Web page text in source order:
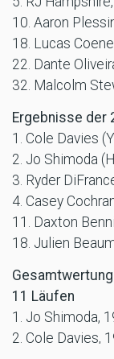
10. Aaron
18. Lucas
22. Dante
32. Malcolm
Ergebnisse der
1. Cole Davies
2. Jo Shimoda
3. Ryder
4. Casey
11. Daxton
18. Julien
11 Läufen
1. Jo Shimoda,
2. Cole Davies,